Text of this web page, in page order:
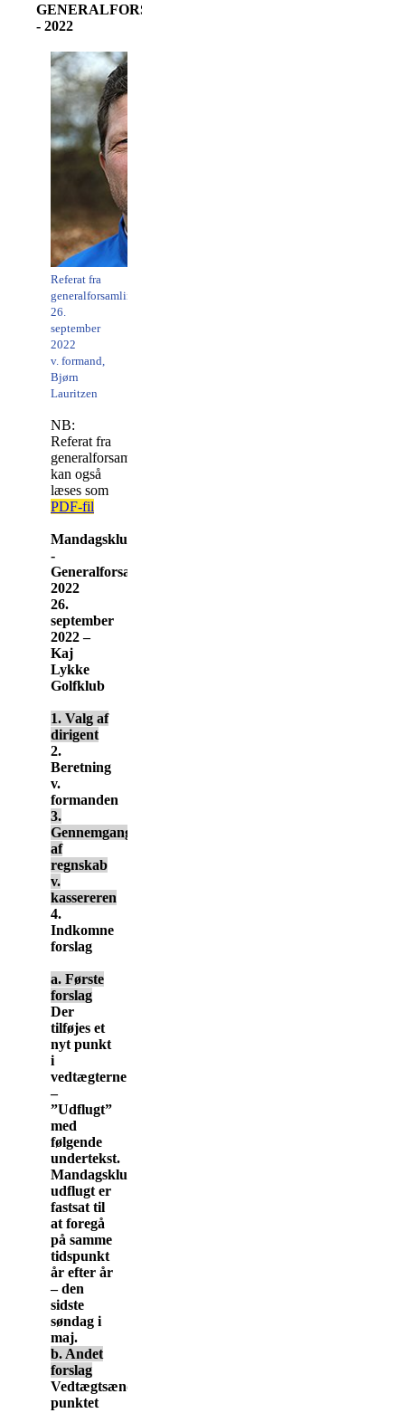
GENERALFORSAMLING
- 2022
Referat fra
generalforsamling
26.
september
2022
v. formand,
Bjørn
Lauritzen
NB:
Referat fra
generalforsamlingen
kan også
læses som
PDF-fil
Mandagsklubben
-
Generalforsamling
2022
26.
september
2022 –
Kaj
Lykke
Golfklub
1. Valg af
dirigent
2.
Beretning
v.
formanden
3.
Gennemgang
af
regnskab
v.
kassereren
4.
Indkomne
forslag
a. Første
forslag
Der
tilføjes et
nyt punkt
i
vedtægterne
–
”Udflugt”
med
følgende
undertekst.
Mandagsklubbens
udflugt er
fastsat til
at foregå
på samme
tidspunkt
år efter år
– den
sidste
søndag i
maj.
b. Andet
forslag
Vedtægtsændring
punktet